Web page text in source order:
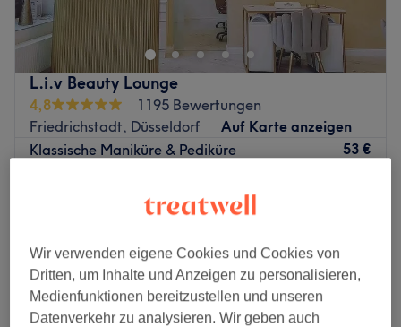
L.i.v Beauty Lounge
4,8
1195 Bewertungen
Friedrichstadt, Düsseldorf
Auf Karte anzeigen
Klassische Maniküre & Pediküre
53 €
Acryl entfernen mit Nagelform feilen
30 Min.
25 €
Schnellansicht Saloninfos
Wir verwenden eigene Cookies und Cookies von
Dritten, um Inhalte und Anzeigen zu personalisieren,
Medienfunktionen bereitzustellen und unseren
Datenverkehr zu analysieren. Wir geben auch